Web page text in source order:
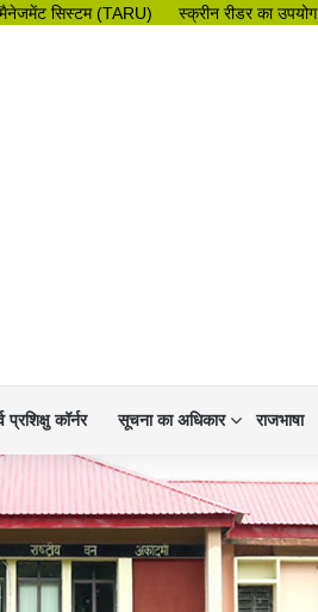
मैनेजमेंट सिस्टम (TARU) स्क्रीन रीडर का उपयोग
प्रशिक्षु कॉर्नर सूचना का अधिकार राजभाषा